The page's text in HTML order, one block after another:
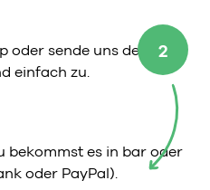
2
oder sende uns deinen
einfach zu.
bekommst es in bar oder
oder PayPal).